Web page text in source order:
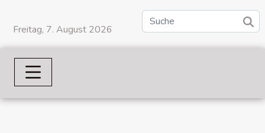
Freitag, 7. August 2026